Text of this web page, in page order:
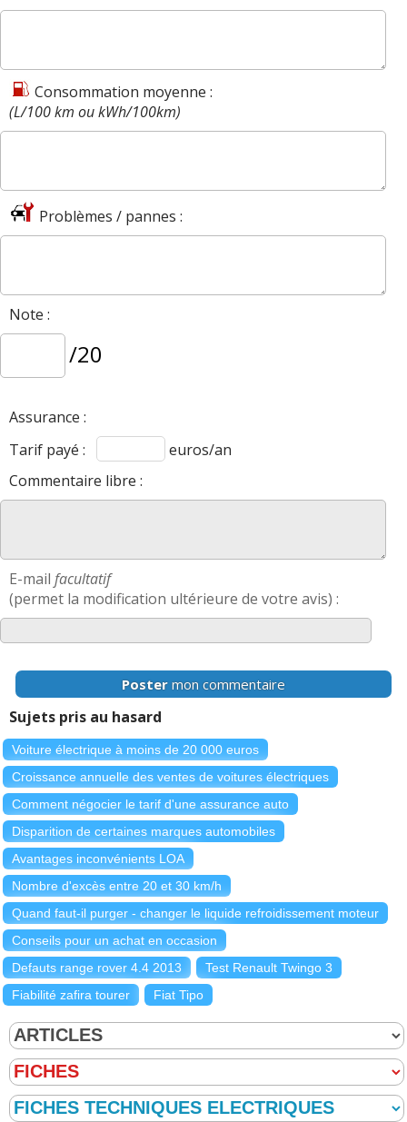
Consommation moyenne :
(L/100 km ou kWh/100km)
Problèmes / pannes :
Note :
/20
Assurance :
Tarif payé :
euros/an
Commentaire libre :
E-mail facultatif
(permet la modification ultérieure de votre avis) :
Poster mon commentaire
Sujets pris au hasard
Voiture électrique à moins de 20 000 euros
Croissance annuelle des ventes de voitures électriques
Comment négocier le tarif d'une assurance auto
Disparition de certaines marques automobiles
Avantages inconvénients LOA
Nombre d'excès entre 20 et 30 km/h
Quand faut-il purger - changer le liquide refroidissement moteur
Conseils pour un achat en occasion
Defauts range rover 4.4 2013
Test Renault Twingo 3
Fiabilité zafira tourer
Fiat Tipo